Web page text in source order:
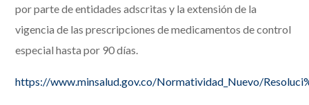
por parte de entidades adscritas y la extensión de la
vigencia de las prescripciones de medicamentos de control
especial hasta por 90 días.
https://www.minsalud.gov.co/Normatividad_Nuevo/